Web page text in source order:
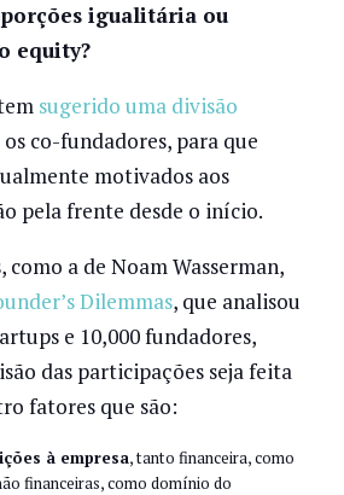
igualitária ou
equity?
sugerido uma divisão
co-fundadores, para que
motivados aos
pela frente desde o início.
como a de Noam Wasserman,
Dilemmas, que analisou
e 10,000 fundadores,
das participações seja feita
fatores que são:
à empresa, tanto financeira, como
financeiras, como domínio do